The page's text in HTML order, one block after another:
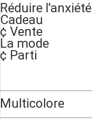
Réduire l'anxiété
Cadeau
¢ Vente
La mode
¢ Parti
Multicolore